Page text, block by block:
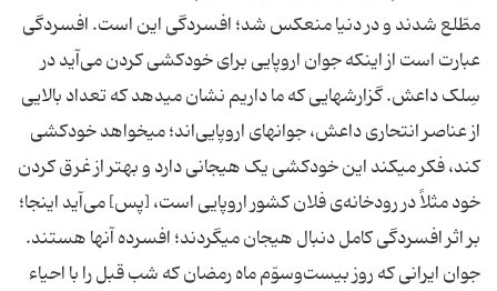
مطّلع شدند و در دنیا منعکس شد؛ افسردگی این است. افسردگی
عبارت است از اینکه جوان اروپایی برای خودکشی کردن می‌آید در
سِلک داعش. گزارشهایی که ما داریم نشان میدهد که تعداد بالایی
از عناصر انتحاری داعش، جوانهای اروپایی‌اند؛ میخواهد خودکشی
کند، فکر میکند این خودکشی یک هیجانی دارد و بهتر از غرق کردن
خود مثلاً در رودخانه‌ی فلان کشور اروپایی است، [پس] می‌آید اینجا؛
بر اثر افسردگی کامل دنبال هیجان میگردند؛ افسرده آنها هستند.
جوان ایرانی که روز بیست‌وسوّم ماه رمضان که شب قبل را با احیاء